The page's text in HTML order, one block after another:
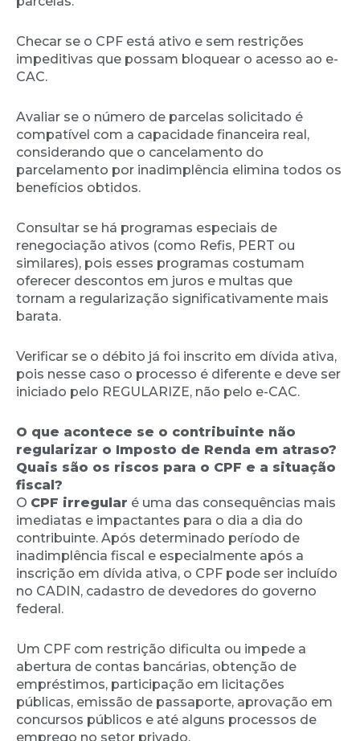
Checar se o CPF está ativo e sem restrições
impeditivas que possam bloquear o acesso ao e-
CAC.
Avaliar se o número de parcelas solicitado é
compatível com a capacidade financeira real,
considerando que o cancelamento do
parcelamento por inadimplência elimina todos os
benefícios obtidos.
Consultar se há programas especiais de
renegociação ativos (como Refis, PERT ou
similares), pois esses programas costumam
oferecer descontos em juros e multas que
tornam a regularização significativamente mais
barata.
Verificar se o débito já foi inscrito em dívida ativa,
pois nesse caso o processo é diferente e deve ser
iniciado pelo REGULARIZE, não pelo e-CAC.
O que acontece se o contribuinte não
regularizar o Imposto de Renda em atraso?
Quais são os riscos para o CPF e a situação
fiscal?
O CPF irregular é uma das consequências mais
imediatas e impactantes para o dia a dia do
contribuinte. Após determinado período de
inadimplência fiscal e especialmente após a
inscrição em dívida ativa, o CPF pode ser incluído
no CADIN, cadastro de devedores do governo
federal.
Um CPF com restrição dificulta ou impede a
abertura de contas bancárias, obtenção de
empréstimos, participação em licitações
públicas, emissão de passaporte, aprovação em
concursos públicos e até alguns processos de
emprego no setor privado.